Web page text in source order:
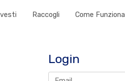
Raccogli Come Funziona
Login